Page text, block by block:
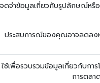
จดจำข้อมูลเกี่ยวกับรูปลักษณ์หรื
ประสบการณ์ของคุณอาจลดลง
ใช้เพื่อรวบรวมข้อมูลเกี่ยวกับก
การตลา